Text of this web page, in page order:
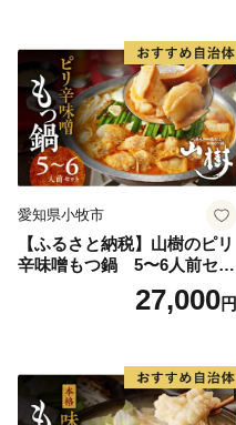
愛知県小牧市
【ふるさと納税】山樹のピリ
辛味噌もつ鍋 5〜6人前セッ
ト 山樹 国産 牛もつ ホルモン
モツ オンライン飲み会 ホー
時間
27,000円